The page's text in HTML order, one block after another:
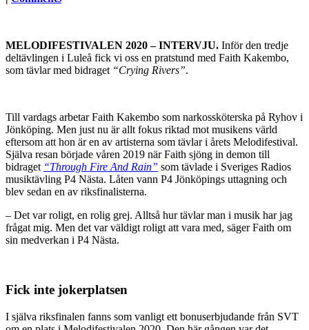
MELODIFESTIVALEN 2020 – INTERVJU. Inför den tredje
deltävlingen i Luleå fick vi oss en pratstund med Faith Kakembo,
som tävlar med bidraget “Crying Rivers”.
Till vardags arbetar Faith Kakembo som narkossköterska på Ryhov i
Jönköping. Men just nu är allt fokus riktad mot musikens värld
eftersom att hon är en av artisterna som tävlar i årets Melodifestival.
Själva resan började våren 2019 när Faith sjöng in demon till
bidraget “Through Fire And Rain” som tävlade i Sveriges Radios
musiktävling P4 Nästa. Låten vann P4 Jönköpings uttagning och
blev sedan en av riksfinalisterna.
– Det var roligt, en rolig grej. Alltså hur tävlar man i musik har jag
frågat mig. Men det var väldigt roligt att vara med, säger Faith om
sin medverkan i P4 Nästa.
Fick inte jokerplatsen
I själva riksfinalen fanns som vanligt ett bonuserbjudande från SVT